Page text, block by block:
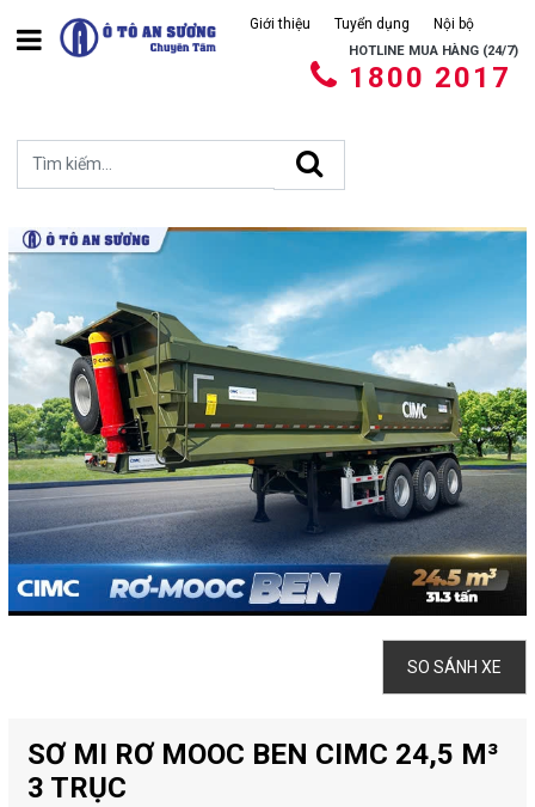
Giới thiệu Tuyển dụng Nội bộ
HOTLINE MUA HÀNG (24/7)
1800 2017
SO SÁNH XE
SƠ MI RƠ MOOC BEN CIMC 24,5 M³
3 TRỤC